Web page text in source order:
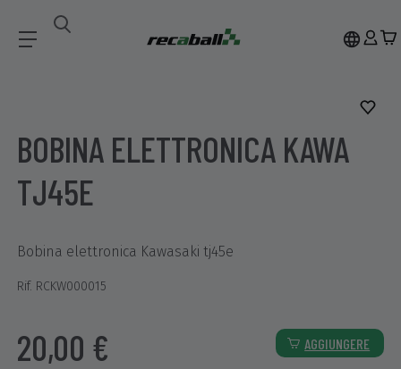
Recambios BOBINA ELETTRONICA KAWA TJ45E
BOBINA ELETTRONICA KAWA
TJ45E
Bobina elettronica Kawasaki tj45e
Rif. RCKW000015
20,00 € AGGIUNGERE